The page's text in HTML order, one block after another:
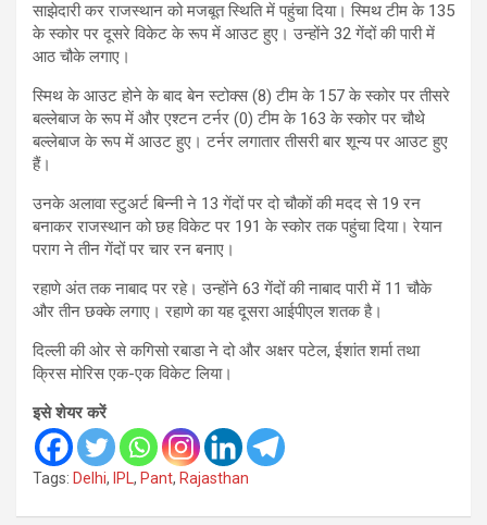
साझेदारी कर राजस्थान को मजबूत स्थिति में पहुंचा दिया। स्मिथ टीम के 135
के स्कोर पर दूसरे विकेट के रूप में आउट हुए। उन्होंने 32 गेंदों की पारी में
आठ चौके लगाए।
स्मिथ के आउट होने के बाद बेन स्टोक्स (8) टीम के 157 के स्कोर पर तीसरे
बल्लेबाज के रूप में और एश्टन टर्नर (0) टीम के 163 के स्कोर पर चौथे
बल्लेबाज के रूप में आउट हुए। टर्नर लगातार तीसरी बार शून्य पर आउट हुए
हैं।
उनके अलावा स्टुअर्ट बिन्नी ने 13 गेंदों पर दो चौकों की मदद से 19 रन
बनाकर राजस्थान को छह विकेट पर 191 के स्कोर तक पहुंचा दिया। रेयान
पराग ने तीन गेंदों पर चार रन बनाए।
रहाणे अंत तक नाबाद पर रहे। उन्होंने 63 गेंदों की नाबाद पारी में 11 चौके
और तीन छक्के लगाए। रहाणे का यह दूसरा आईपीएल शतक है।
दिल्ली की ओर से कगिसो रबाडा ने दो और अक्षर पटेल, ईशांत शर्मा तथा
क्रिस मोरिस एक-एक विकेट लिया।
इसे शेयर करें
Tags: Delhi, IPL , Pant, Rajasthan